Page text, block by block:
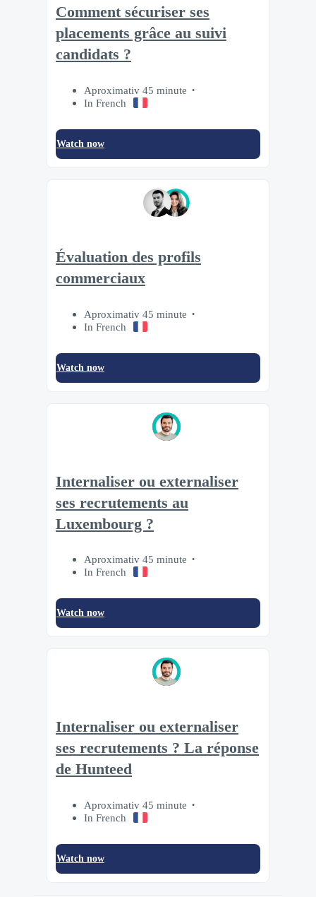
Comment sécuriser ses
placements grâce au suivi
candidats ?
Aproximativ 45 minute
In French
Watch now
Évaluation des profils
commerciaux
Aproximativ 45 minute
In French
Watch now
Internaliser ou externaliser
ses recrutements au
Luxembourg ?
Aproximativ 45 minute
In French
Watch now
Internaliser ou externaliser
ses recrutements ? La réponse
de Hunteed
Aproximativ 45 minute
In French
Watch now